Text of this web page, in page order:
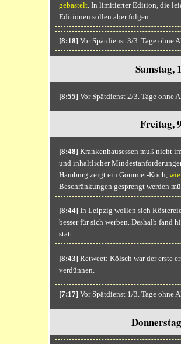
gebastelt. In limitierter Edition, die
Editionen sollen aber folgen.
[8:18]Vor Spätdienst 3/3. Tage ohne
Samstag,
[8:55]Vor Spätdienst 2/3. Tage ohne
Freitag,
[8:48]Krankenhausessen muß nicht
und inhaltlicher
Hamburg zeigt ein Gourmet-Koch, wie
Beschränkungen gesprengt werden
[8:44]In Leipzig wollen sich
besser für sich werben. Deshalb fand
statt.
[8:43]Retweet: Kölsch war der erste
verdünnen.
[7:17]Vor Spätdienst 1/3. Tage ohne